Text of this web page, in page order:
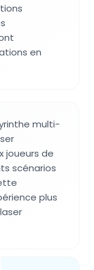
en
multi-
joueurs de
scénarios
plus